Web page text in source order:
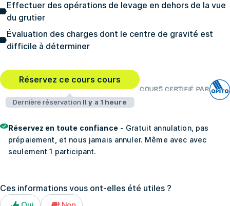
Effectuer des opérations de levage en dehors de la vue
du grutier
Évaluation des charges dont le centre de gravité est
difficile à déterminer
Réservez ce cours cours
Dernière réservation Il y a 1 heure
COURS CERTIFIÉ PAR
Réservez en toute confiance- Gratuit annulation, pas
prépaiement, et nous jamais annuler. Même avec avec
seulement 1 participant.
Ces informations vous ont-elles été utiles ?